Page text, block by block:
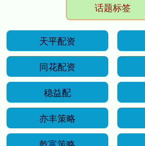
话题标签
天平配资
同花配资
稳益配
亦丰策略